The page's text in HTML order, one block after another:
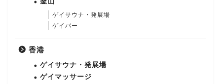
ゲイサウナ・発展場
ゲイバー
香港
ゲイサウナ・発展場
ゲイマッサージ